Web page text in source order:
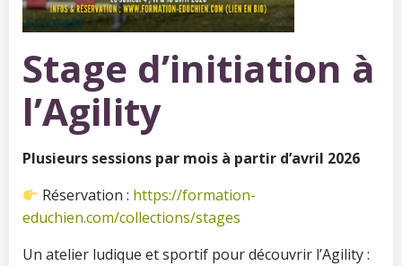
Stage d’initiation à
l’Agility
Plusieurs sessions par mois à partir d’avril 2026
Réservation : https://formation-
educhien.com/collections/stages
Un atelier ludique et sportif pour découvrir l’Agility :